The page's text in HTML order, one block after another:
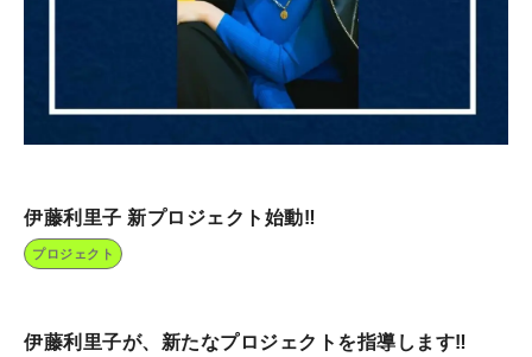
伊藤利里子 新プロジェクト始動‼️
プロジェクト
伊藤利里子が、新たなプロジェクトを指導します‼️